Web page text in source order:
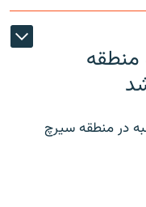
منطقه
در منطقه سیرچ